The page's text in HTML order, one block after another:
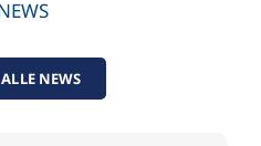
NEWS